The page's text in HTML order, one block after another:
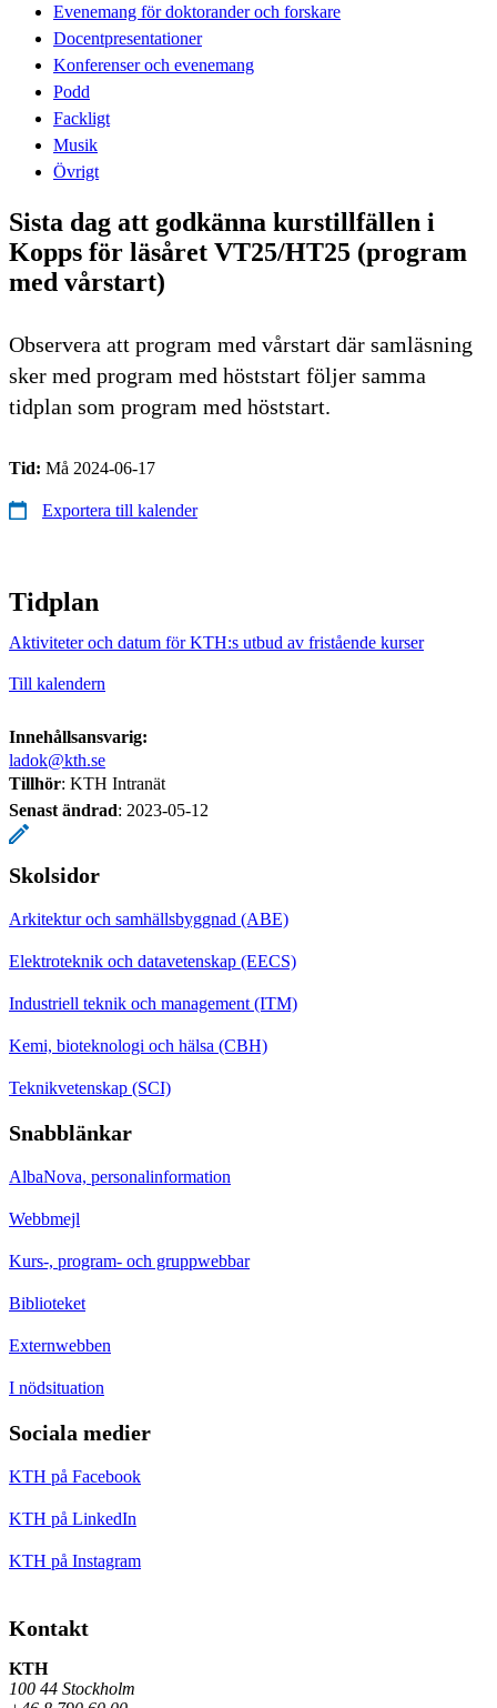
Evenemang för doktorander och forskare
Docentpresentationer
Konferenser och evenemang
Podd
Fackligt
Musik
Övrigt
Sista dag att godkänna kurstillfällen i
Kopps för läsåret VT25/HT25 (program
med vårstart)
Observera att program med vårstart där samläsning
sker med program med höststart följer samma
tidplan som program med höststart.
Tid: Må 2024-06-17
Exportera till kalender
Tidplan
Aktiviteter och datum för KTH:s utbud av fristående kurser
Till kalendern
Innehållsansvarig:
ladok@kth.se
Tillhör: KTH Intranät
Senast ändrad: 2023-05-12
Skolsidor
Arkitektur och samhällsbyggnad (ABE)
Elektroteknik och datavetenskap (EECS)
Industriell teknik och management (ITM)
Kemi, bioteknologi och hälsa (CBH)
Teknikvetenskap (SCI)
Snabblänkar
AlbaNova, personalinformation
Webbmejl
Kurs-, program- och gruppwebbar
Biblioteket
Externwebben
I nödsituation
Sociala medier
KTH på Facebook
KTH på LinkedIn
KTH på Instagram
Kontakt
KTH
100 44 Stockholm